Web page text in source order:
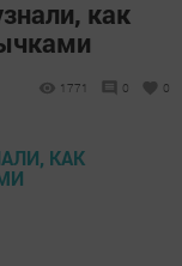
как
1771 0 0